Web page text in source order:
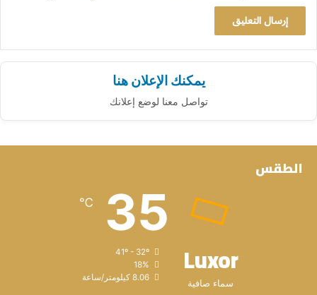
يمكنك الإعلان هنا
تواصل معنا لوضع إعلانك
الطقس
Luxor
سماء صافية
35
℃
41º - 32º
18%
8.06 كيلومتر/ساعة